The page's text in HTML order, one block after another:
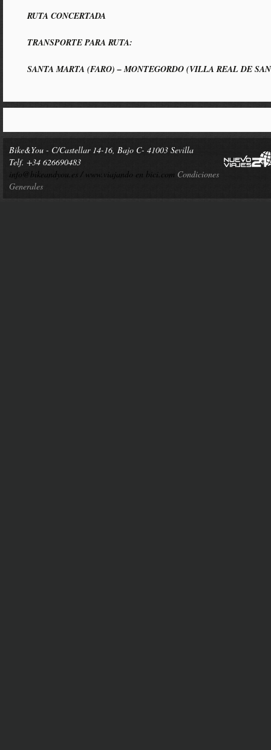
RUTA CONCERTADA
TRANSPORTE PARA RUTA:
SANTA MARTA (FARO) – MONTEGORDO (VILLA REAL DE
Bike&You - C/Castellar 14-16, Bajo C- 41003 Sevilla
Telf. +34 626690483
info@bikeandyou.es / www.viajando en bici.com Condiciones
Generales